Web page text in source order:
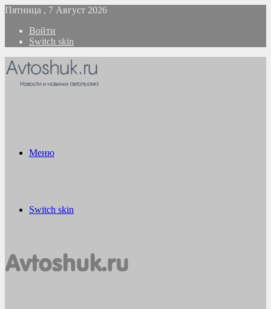
Пятница , 7 Август 2026
Войти
Switch skin
Меню
Switch skin